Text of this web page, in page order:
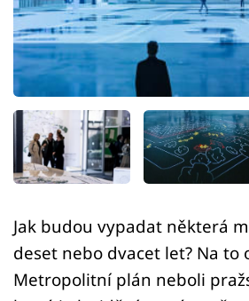
Přihlášení
Sledujte nás
Jak budou vypadat některá
deset nebo dvacet let? Na to
Metropolitní plán neboli